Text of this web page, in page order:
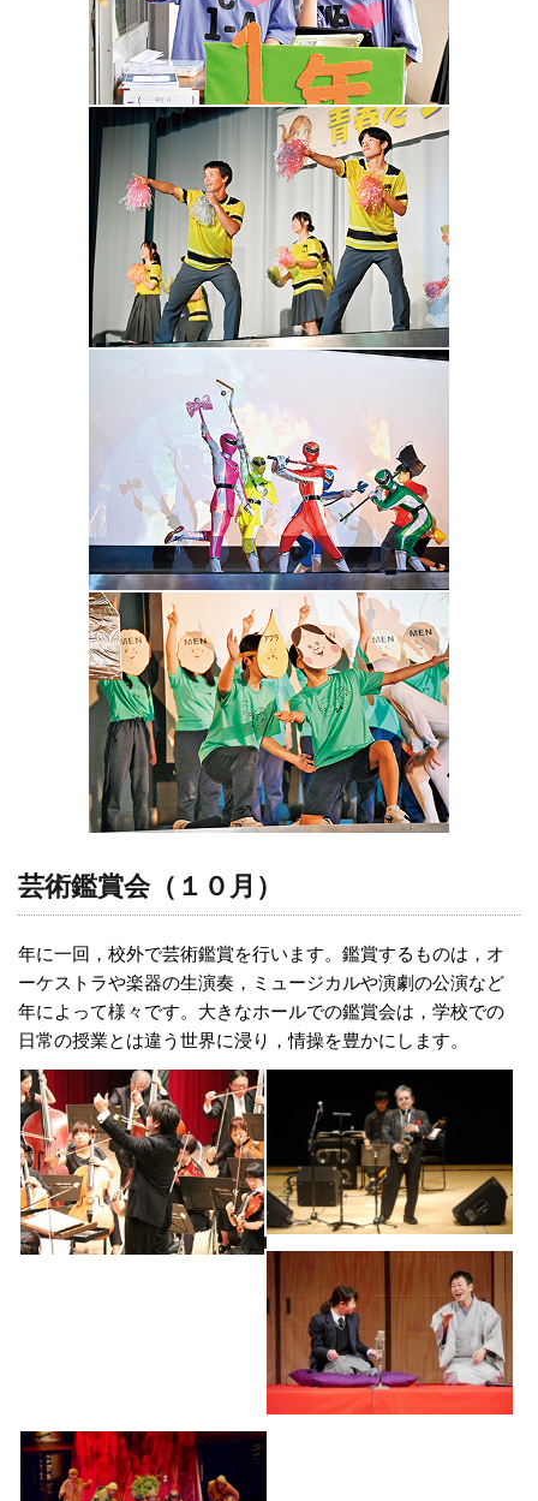
芸術鑑賞会（１０月）
年に一回，校外で芸術鑑賞を行います。鑑賞するものは，オ
ーケストラや楽器の生演奏，ミュージカルや演劇の公演など
年によって様々です。大きなホールでの鑑賞会は，学校での
日常の授業とは違う世界に浸り，情操を豊かにします。